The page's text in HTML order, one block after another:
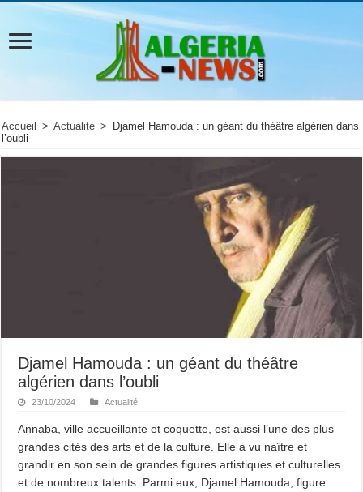
Accueil > Actualité >
Djamel Hamouda : un géant du théâtre algérien dans
l’oubli
Djamel Hamouda : un géant du théâtre
algérien dans l’oubli
23/10/2024 Actualité
Annaba, ville accueillante et coquette, est aussi l’une des plus
grandes cités des arts et de la culture. Elle a vu naître et
grandir en son sein de grandes figures artistiques et culturelles
et de nombreux talents. Parmi eux, Djamel Hamouda, figure